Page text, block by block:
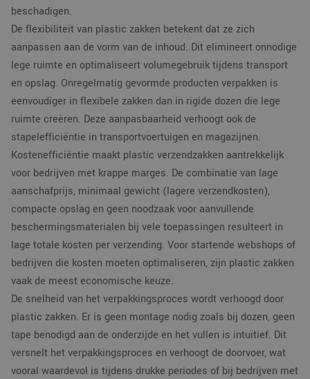
beschadigen.
De flexibiliteit van plastic zakken betekent dat ze zich
aanpassen aan de vorm van de inhoud. Dit elimineert onnodige
lege ruimte en optimaliseert volumegebruik tijdens transport
en opslag. Onregelmatig gevormde producten verpakken is
eenvoudiger in flexibele zakken dan in rigide dozen die lege
ruimte creëren. Deze aanpasbaarheid verhoogt ook de
stapelefficiëntie in transportvoertuigen en magazijnen.
Kostenefficiëntie maakt plastic verzendzakken aantrekkelijk
voor bedrijven met krappe marges. De combinatie van lage
aanschafprijs, minimaal gewicht (lagere verzendkosten),
compacte opslag en geen noodzaak voor aanvullende
beschermingsmaterialen bij vele toepassingen resulteert in
lage totale kosten per verzending. Voor startende webshops of
bedrijven die kosten moeten optimaliseren, zijn plastic zakken
vaak de meest economische keuze.
De snelheid van het verpakkingsproces wordt verhoogd door
plastic zakken. Er is geen montage nodig zoals bij dozen, geen
tape benodigd aan de onderzijde en het vullen is intuïtief. Dit
versnelt het verpakkingsproces en verhoogt de doorvoer, wat
vooral waardevol is tijdens drukke periodes of bij bedrijven met